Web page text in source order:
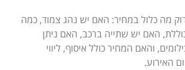
מה כלול במחיר: האם יש נהג צמוד, כמה
האם יש שתייה ברכב, האם ניתן
והאם המחיר כולל איסוף, ליווי
האירוע.